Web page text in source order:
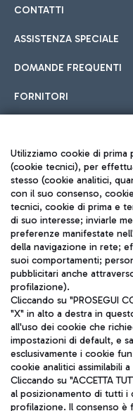
CONTATTI
ASSISTENZA SPECIALE
DOMANDE FREQUENTI
FORNITORI
Seguici sui social
Aeroporti di Roma S.p.A. -
coordinamento di Mundys
Codice fiscale e Registro
Utilizziamo cookie di
(cookie tecnici), per
stesso (cookie analitici,
con il suo consenso,
tecnici, cookie di prima e
di suo interesse; inviarle
preferenze manifestate
della navigazione in rete;
suoi comportamenti;
pubblicitari anche
profilazione).
Cliccando su "PROSEGUI
"X" in alto a destra in
all'uso dei cookie che
impostazioni di default, e
esclusivamente i cookie
cookie analitici assimilabili
Cliccando su "ACCETTA
al posizionamento di tutti i
profilazione. Il consenso è